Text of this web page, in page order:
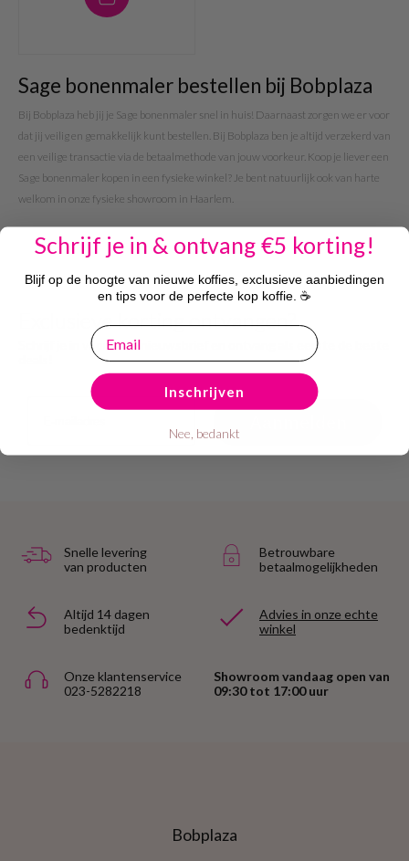
Sage bonenmaler bestellen bij Bobplaza
Bij Bobplaza heb jij je Sage bonenmaler snel in huis! Daarnaast zorgen we er voor
dat jij veilig en gemakkelijk kunt bestellen. Bij Bobplaza ben je altijd verzekerd van
een veilige transactie via de betaalmethode van jouw voorkeur. Koop je liever een
Sage bonenmaler kopen in een fysieke winkel? Je bent natuurlijk ook van harte
welkom in onze fysieke showroom in Haarlem.
Exclusieve korting ontvangen?
Schrijf je in voor onze nieuwsbrief en ontvang als eerste de beste
Snelle levering
van producten
Betrouwbare
betaalmogelijkheden
Altijd 14 dagen
bedenktijd
Advies in onze echte
winkel
Onze klantenservice
023-5282218
Showroom vandaag open van
09:30 tot 17:00 uur
Bobplaza
Schrijf je in & ontvang €5 korting!
Blijf op de hoogte van nieuwe koffies, exclusieve aanbiedingen
en tips voor de perfecte kop koffie. ☕
email
Inschrijven
Nee, bedankt